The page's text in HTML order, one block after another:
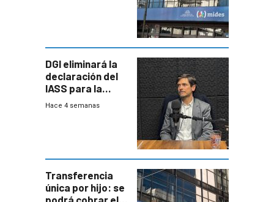
DGI eliminará la
declaración del
IASS para la
mayoría de los
Hace 4 semanas
Transferencia
única por hijo: se